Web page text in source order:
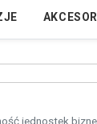
jednostek